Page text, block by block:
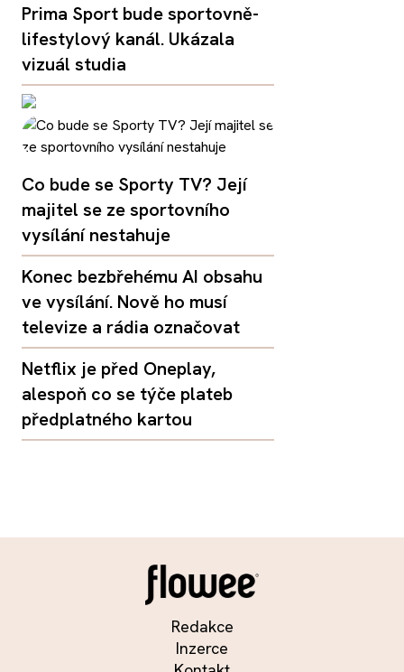
Prima Sport bude sportovně-
lifestylový kanál. Ukázala
vizuál studia
Co bude se Sporty TV? Její
majitel se ze sportovního
vysílání nestahuje
Konec bezbřehému AI obsahu
ve vysílání. Nově ho musí
televize a rádia označovat
Netflix je před Oneplay,
alespoň co se týče plateb
předplatného kartou
Redakce
Inzerce